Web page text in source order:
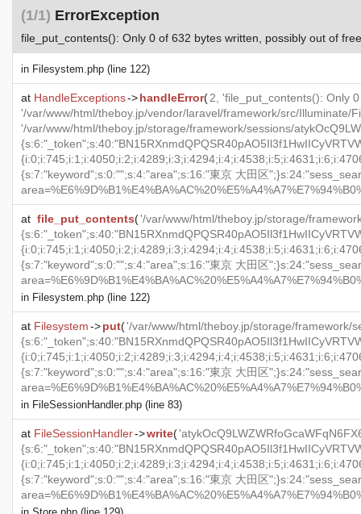
(1/1) ErrorException
file_put_contents(): Only 0 of 632 bytes written, possibly out of
in Filesystem.php (line 122)
at HandleExceptions->handleError(2, 'file_put_contents(): Only
'/var/www/html/theboy.jp/vendor/laravel/framework/src/Illuminate/
'/var/www/html/theboy.jp/storage/framework/sessions/
{s:7:"keyword";s:0:"";s:4:"area";s:16:"東京 大田区
at file_put_contents('/var/www/html/theboy.jp/storage/
{s:7:"keyword";s:0:"";s:4:"area";s:16:"東京 大田区
in Filesystem.php (line 122)
at Filesystem->put('/var/www/html/theboy.jp/storage/framework/
{s:7:"keyword";s:0:"";s:4:"area";s:16:"東京 大田区
in FileSessionHandler.php (line 83)
at FileSessionHandler->write(
{s:7:"keyword";s:0:"";s:4:"area";s:16:"東京 大田区